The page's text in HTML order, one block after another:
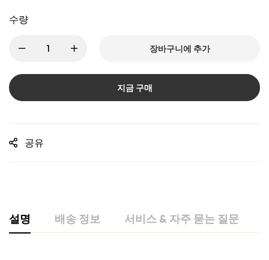
수량
장바구니에 추가
지금 구매
공유
설명 배송 정보 서비스 & 자주 묻는 질문